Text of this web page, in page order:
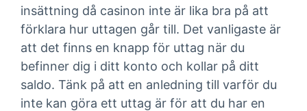
insättning då casinon inte är lika bra på att
förklara hur uttagen går till. Det vanligaste är
att det finns en knapp för uttag när du
befinner dig i ditt konto och kollar på ditt
saldo. Tänk på att en anledning till varför du
inte kan göra ett uttag är för att du har en